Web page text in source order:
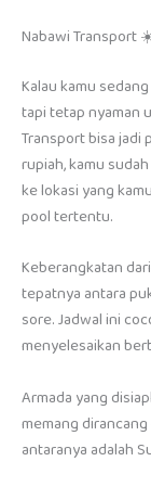
Nabawi Transport
Kalau kamu
tapi tetap nyaman
Transport bisa jadi
rupiah, kamu
ke lokasi yang
pool tertentu.
Keberangkatan
tepatnya antara
sore. Jadwal ini
menyelesaikan
Armada yang
memang
antaranya adalah